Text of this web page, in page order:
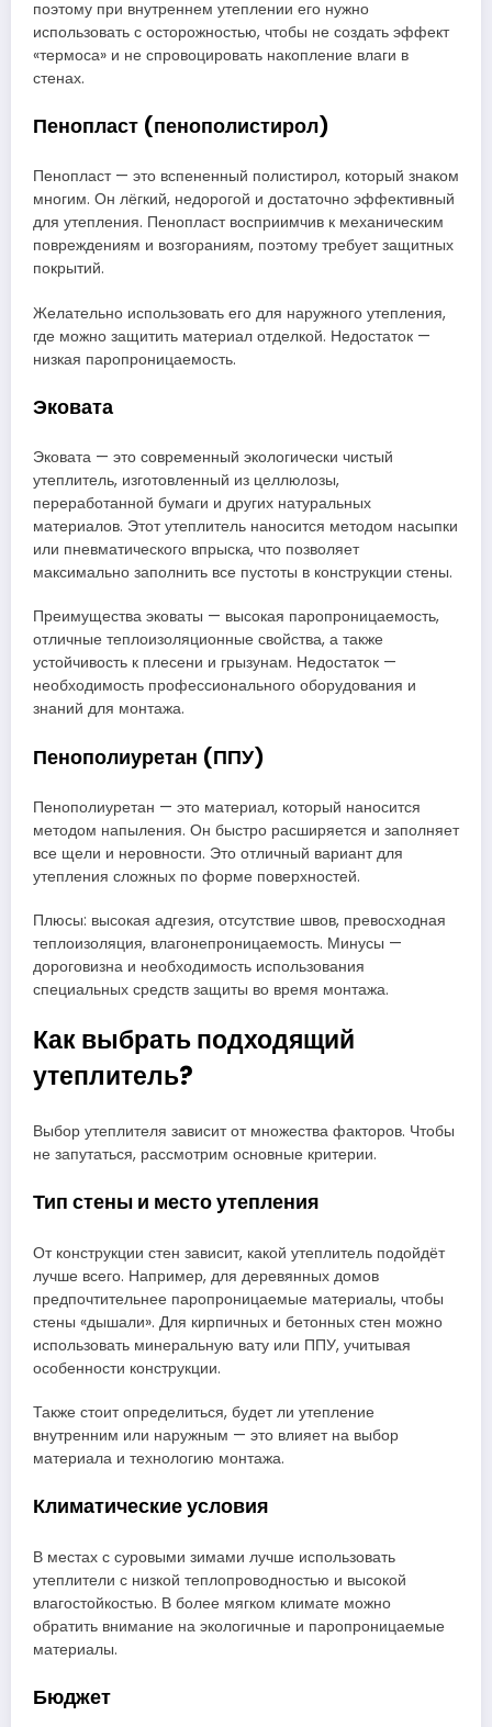
поэтому при внутреннем утеплении его нужно
использовать с осторожностью, чтобы не создать эффект
«термоса» и не спровоцировать накопление влаги в
стенах.
Пенопласт (пенополистирол)
Пенопласт — это вспененный полистирол, который знаком
многим. Он лёгкий, недорогой и достаточно эффективный
для утепления. Пенопласт восприимчив к механическим
повреждениям и возгораниям, поэтому требует защитных
покрытий.
Желательно использовать его для наружного утепления,
где можно защитить материал отделкой. Недостаток —
низкая паропроницаемость.
Эковата
Эковата — это современный экологически чистый
утеплитель, изготовленный из целлюлозы,
переработанной бумаги и других натуральных
материалов. Этот утеплитель наносится методом насыпки
или пневматического впрыска, что позволяет
максимально заполнить все пустоты в конструкции стены.
Преимущества эковаты — высокая паропроницаемость,
отличные теплоизоляционные свойства, а также
устойчивость к плесени и грызунам. Недостаток —
необходимость профессионального оборудования и
знаний для монтажа.
Пенополиуретан (ППУ)
Пенополиуретан — это материал, который наносится
методом напыления. Он быстро расширяется и заполняет
все щели и неровности. Это отличный вариант для
утепления сложных по форме поверхностей.
Плюсы: высокая адгезия, отсутствие швов, превосходная
теплоизоляция, влагонепроницаемость. Минусы —
дороговизна и необходимость использования
специальных средств защиты во время монтажа.
Как выбрать подходящий
утеплитель?
Выбор утеплителя зависит от множества факторов. Чтобы
не запутаться, рассмотрим основные критерии.
Тип стены и место утепления
От конструкции стен зависит, какой утеплитель подойдёт
лучше всего. Например, для деревянных домов
предпочтительнее паропроницаемые материалы, чтобы
стены «дышали». Для кирпичных и бетонных стен можно
использовать минеральную вату или ППУ, учитывая
особенности конструкции.
Также стоит определиться, будет ли утепление
внутренним или наружным — это влияет на выбор
материала и технологию монтажа.
Климатические условия
В местах с суровыми зимами лучше использовать
утеплители с низкой теплопроводностью и высокой
влагостойкостью. В более мягком климате можно
обратить внимание на экологичные и паропроницаемые
материалы.
Бюджет